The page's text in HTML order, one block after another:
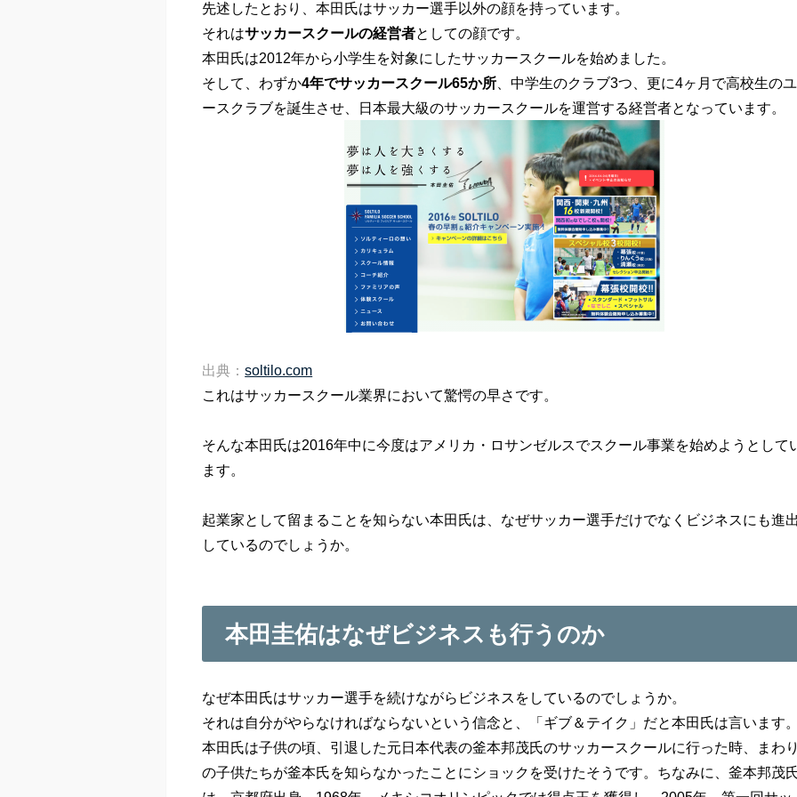
先述したとおり、本田氏はサッカー選手以外の顔を持っています。
それはサッカースクールの経営者としての顔です。
本田氏は2012年から小学生を対象にしたサッカースクールを始めました。
そして、わずか4年でサッカースクール65か所 、中学生のクラブ3つ、更に4ヶ月で高校生のユ
ースクラブを誕生させ、日本最大級のサッカースクールを運営する経営者となっています。
出典：soltilo.com
これはサッカースクール業界において驚愕の早さです。
そんな本田氏は2016年中に今度はアメリカ・ロサンゼルスでスクール事業を始めようとして
ます。
起業家として留まることを知らない本田氏は、なぜサッカー選手だけでなくビジネスにも進
しているのでしょうか。
本田圭佑はなぜビジネスも行うのか
なぜ本田氏はサッカー選手を続けながらビジネスをしているのでしょうか。
それは自分がやらなければならないという信念と、「ギブ＆テイク」だと本田氏は言います
本田氏は子供の頃、引退した元日本代表の釜本邦茂氏のサッカースクールに行った時、まわ
の子供たちが釜本氏を知らなかったことにショックを受けたそうです。ちなみに、釜本邦茂